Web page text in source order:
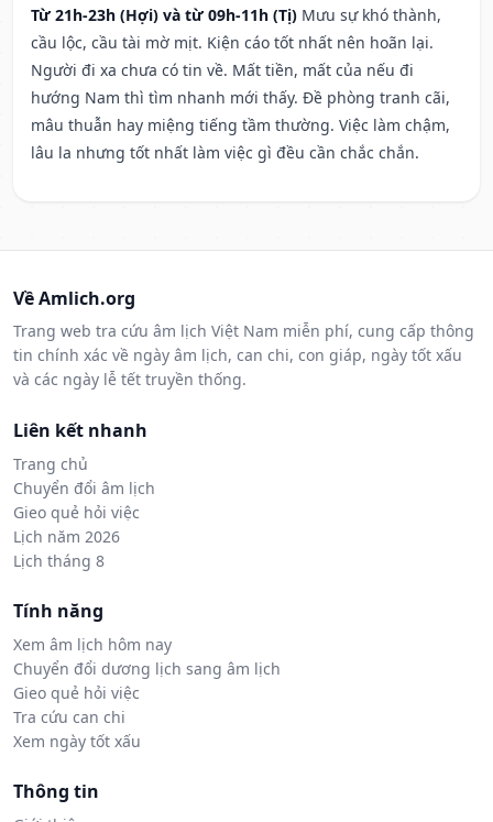
Từ 21h-23h (Hợi) và từ 09h-11h (Tị) Mưu sự khó thành,
cầu lộc, cầu tài mờ mịt. Kiện cáo tốt nhất nên hoãn lại.
Người đi xa chưa có tin về. Mất tiền, mất của nếu đi
hướng Nam thì tìm nhanh mới thấy. Đề phòng tranh cãi,
mâu thuẫn hay miệng tiếng tầm thường. Việc làm chậm,
lâu la nhưng tốt nhất làm việc gì đều cần chắc chắn.
Về Amlich.org
Trang web tra cứu âm lịch Việt Nam miễn phí, cung cấp thông
tin chính xác về ngày âm lịch, can chi, con giáp, ngày tốt xấu
và các ngày lễ tết truyền thống.
Liên kết nhanh
Trang chủ
Chuyển đổi âm lịch
Gieo quẻ hỏi việc
Lịch năm 2026
Lịch tháng 8
Tính năng
Xem âm lịch hôm nay
Chuyển đổi dương lịch sang âm lịch
Gieo quẻ hỏi việc
Tra cứu can chi
Xem ngày tốt xấu
Thông tin